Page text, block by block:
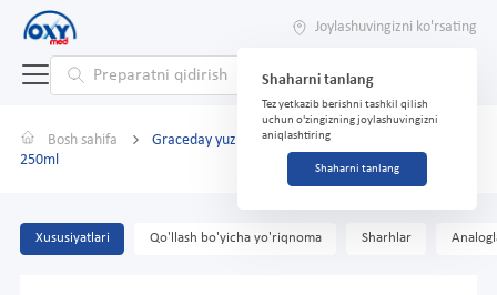
Joylashuvingizni ko'rsating
Shaharni tanlang
Tez yetkazib berishni tashkil qilish
uchun o'zingizning joylashuvingizni
aniqlashtiring
Shaharni tanlang
Bosh sahifa
Graceday yuz uchun tonik gigiyaluron Pure Plex
250ml
Xususiyatlari Qo'llash bo'yicha yo'riqnoma Sharhlar